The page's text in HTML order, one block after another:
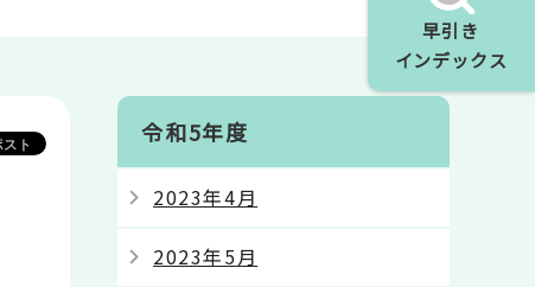
早引き
インデックス
令和5年度
2023年4月
2023年5月